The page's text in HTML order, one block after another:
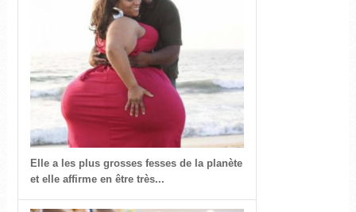
Elle a les plus grosses fesses de la planète
et elle affirme en être très...